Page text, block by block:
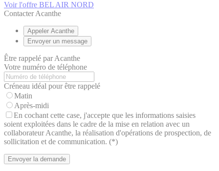
Voir l'offre BEL AIR NORD
Contacter Acanthe
Appeler Acanthe
Envoyer un message
Être rappelé par Acanthe
Votre numéro de téléphone
Créneau idéal pour être rappelé
Matin
Après-midi
En cochant cette case, j'accepte que les informations saisies
soient exploitées dans le cadre de la mise en relation avec un
collaborateur Acanthe, la réalisation d'opérations de prospection, de
sollicitation et de communication. (*)